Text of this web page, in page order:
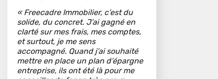
« Freecadre Immobilier, c’est du
solide, du concret. J’ai gagné en
clarté sur mes frais, mes comptes,
et surtout, je me sens
accompagné. Quand j’ai souhaité
mettre en place un plan d’épargne
entreprise, ils ont été là pour me